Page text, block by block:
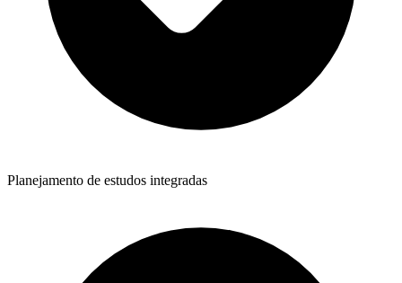
Planejamento de estudos integradas